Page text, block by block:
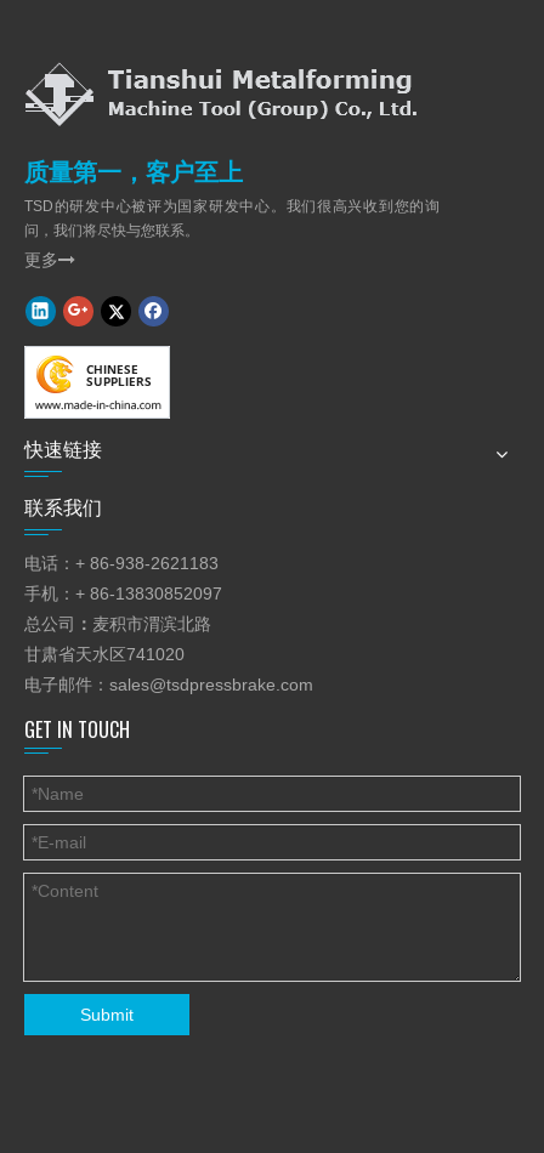
质量第一，客户至上
TSD的研发中心被评为国家研发中心。我们很高兴收到您的询
问，我们将尽快与您联系。
更多
快速链接
联系我们
电话：+ 86-938-2621183
手机：+ 86-13830852097
总公司 ： 麦积市渭滨北路
甘肃省天水区741020
电子邮件： sales@tsdpressbrake.com
GET IN TOUCH
Submit